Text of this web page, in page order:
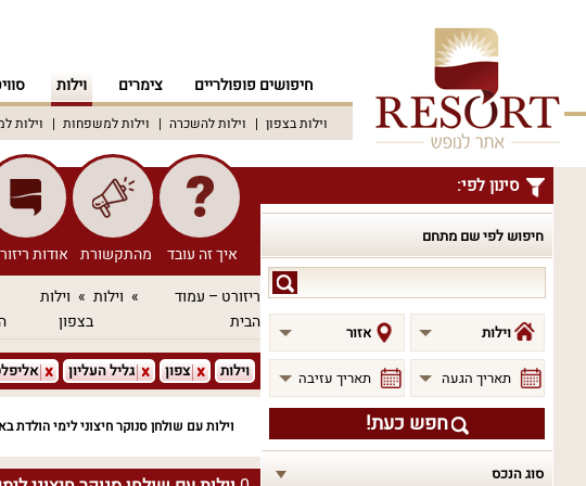
חיפושים פופולריים צימרים וילות
וילות בצפון וילות להשכרה וילות למשפחות וילות
סינון לפי:
חיפוש לפי שם מתחם
לפי
שם
מתחם
וילות אזור
תאריך הגעה תאריך עזיבה
חפש כעת!
סוג הנכס
איך זה עובד מהתקשורת אודות
ריזורט – עמוד
הבית
וילות
וילות
בצפון
וילות צפון גליל העליון
וילות עם שולחן סנוקר חיצוני לימי הולדת